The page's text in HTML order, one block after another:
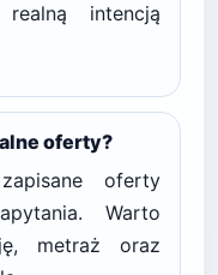
intencją
oferty?
oferty
Warto
metraż oraz